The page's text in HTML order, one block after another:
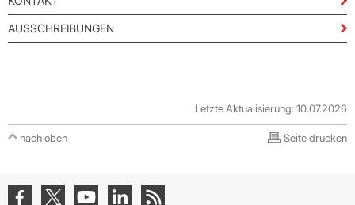
AUSSCHREIBUNGEN
Letzte Aktualisierung: 10.07.2026
nach oben Seite drucken